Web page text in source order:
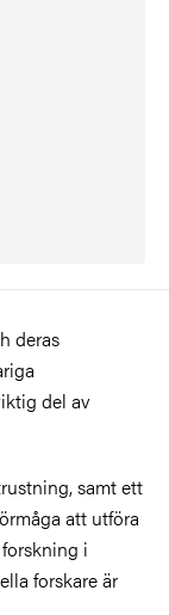
deras
del av
samt ett
att utföra
i
forskare är